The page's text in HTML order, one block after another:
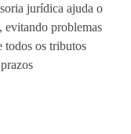
jurídica ajuda o
evitando problemas
todos os tributos